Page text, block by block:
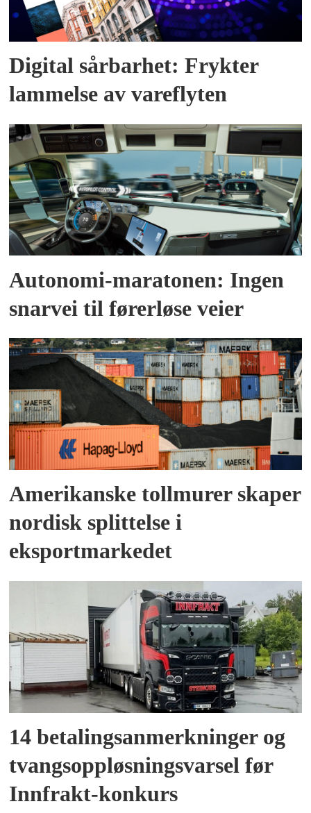
Digital sårbarhet: Frykter
lammelse av vareflyten
Autonomi-maratonen: Ingen
snarvei til førerløse veier
Amerikanske tollmurer skaper
nordisk splittelse i
eksportmarkedet
14 betalingsanmerkninger og
tvangsoppløsningsvarsel før
Innfrakt-konkurs